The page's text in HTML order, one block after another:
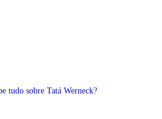
tudo sobre Tatá Werneck?